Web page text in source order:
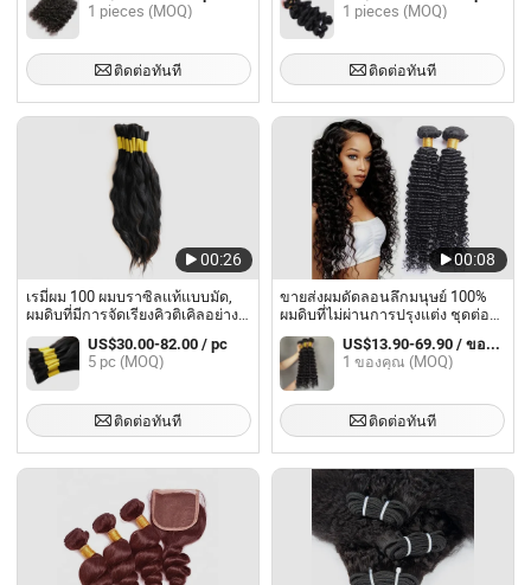
1 pieces (MOQ)
ติดต่อทันที
1 pieces (MOQ)
ติดต่อทันที
00:26
เรมี่ผม 100 ผมบราซิลแท้แบบมัด,
ผมดิบที่มีการจัดเรียงคิวติเคิลอย่าง
ถูกต้อง
US$30.00-82.00 / pc
5 pc (MOQ)
ติดต่อทันที
00:08
ขายส่งผมดัดลอนลึกมนุษย์ 100%
ผมดิบที่ไม่ผ่านการปรุงแต่ง ชุดต่อ
ผม
US$13.90-69.90 / ของคุณ
1 ของคุณ (MOQ)
ติดต่อทันที